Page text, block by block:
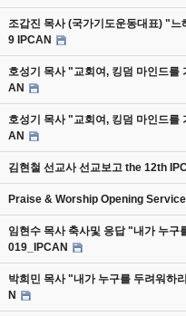
조갑진 목사 (국가기도운동대표) "
9 IPCAN
호성기 목사 "교회여, 킹덤 마인드
AN
호성기 목사 "교회여, 킹덤 마인드
AN
김현철 선교사 선교보고 the 12th
Praise & Worship Opening
임현수 목사 축사및 응답 "내가 누구
019_IPCAN
박희민 목사 "내가 누구를 두려워하
N